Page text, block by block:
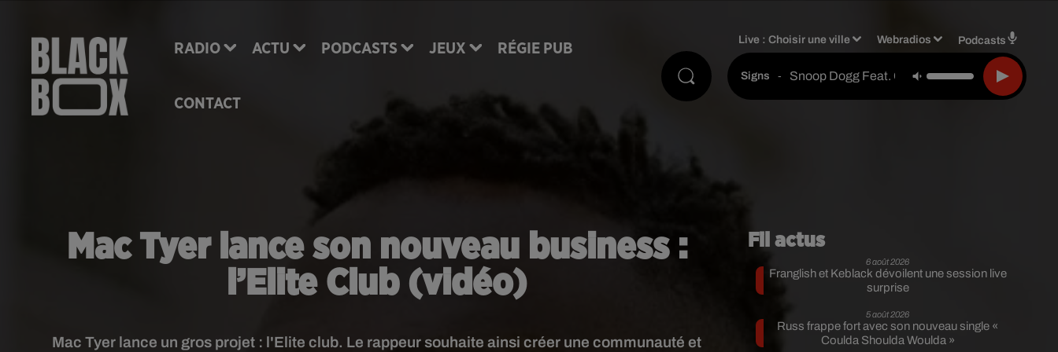
RADIO ACTU PODCASTS JEUX RÉGIE PUB
CONTACT
Live :Choisir une ville Webradios Podcasts
Signs - Snoop Dogg Feat. Charlie Wilson & Justin
Mac Tyer lance son nouveau business :
l’Elite Club (vidéo)
Mac Tyer lance un gros projet : l'Elite club. Le rappeur souhaite ainsi créer une communauté et
Fil actus
6 août 2026
Franglish et Keblack dévoilent une session live
surprise
5 août 2026
Russ frappe fort avec son nouveau single «
Coulda Shoulda Woulda »